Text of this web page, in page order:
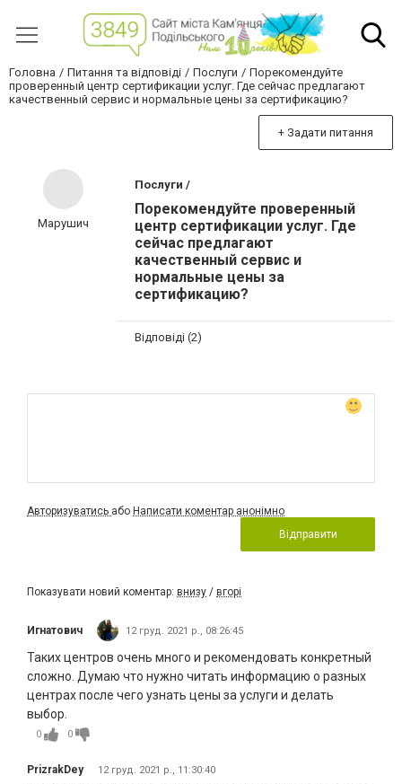
Головна Питання та відповіді Послуги
Порекомендуйте
проверенный центр сертификации услуг. Где сейчас предлагают
качественный сервис и нормальные цены за сертификацию?
+ Задати питання
Марушич
Послуги /
Порекомендуйте проверенный
центр сертификации услуг. Где
сейчас предлагают
качественный сервис и
нормальные цены за
сертификацию?
Відповіді (2)
Авторизуватись або Написати коментар анонімно
Відправити
Показувати новий коментар: внизу / вгорі
Игнатович 12 груд. 2021 р., 08:26:45
Таких центров очень много и рекомендовать конкретный
сложно. Думаю что нужно читать информацию о разных
центрах после чего узнать цены за услуги и делать
выбор.
0 0
PrizrakDey 12 груд. 2021 р., 11:30:40